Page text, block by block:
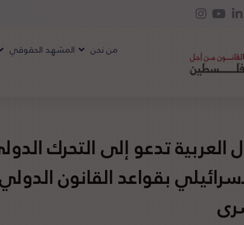
من نحن المشهد الحقوقي
العربية تدعو إلى التحرك
بقواعد القانون